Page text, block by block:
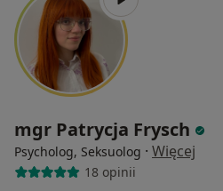
mgr Patrycja Frysch
Psycholog, Seksuolog · Więcej
18 opinii